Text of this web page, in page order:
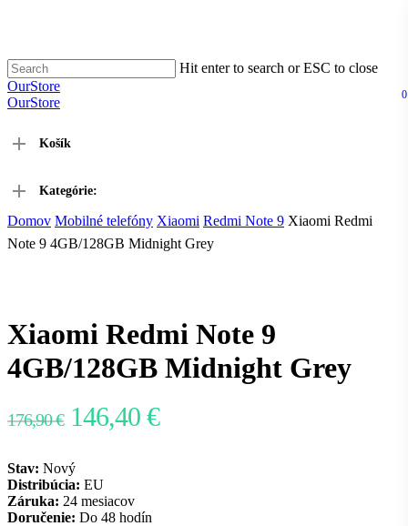
Hit enter to search or ESC to close
OurStore
OurStore
0
Košík
Kategórie:
Domov Mobilné telefóny Xiaomi Redmi Note 9 Xiaomi Redmi
Note 9 4GB/128GB Midnight Grey
Xiaomi Redmi Note 9
4GB/128GB Midnight Grey
176,90€ Pôvodná
bola:
176,90 €.
146,40 €Aktuálna
Stav: Nový
Distribúcia: EU
Záruka: 24 mesiacov
Doručenie: Do 48 hodín